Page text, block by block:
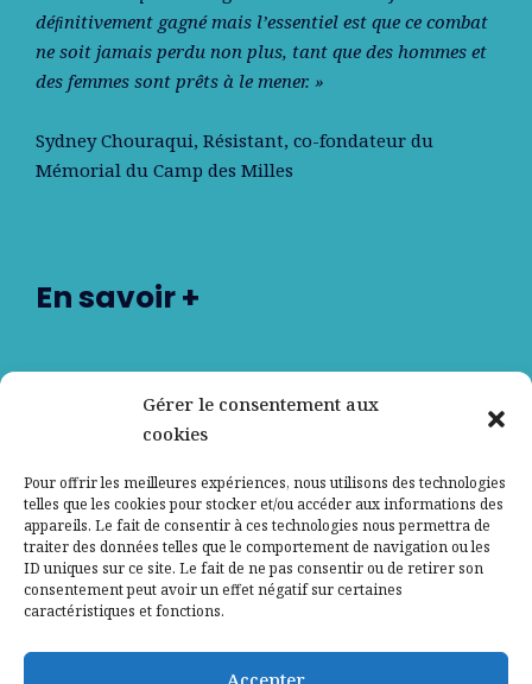
Gérer le consentement aux
cookies
Pour offrir les meilleures expériences, nous utilisons des technologies
telles que les cookies pour stocker et/ou accéder aux informations des
appareils. Le fait de consentir à ces technologies nous permettra de
traiter des données telles que le comportement de navigation ou les
ID uniques sur ce site. Le fait de ne pas consentir ou de retirer son
consentement peut avoir un effet négatif sur certaines
caractéristiques et fonctions.
Accepter
déﬁnitivement gagné mais l’essentiel est que ce combat
ne soit jamais perdu non plus, tant que des hommes et
des femmes sont prêts à le mener. »
Sydney Chouraqui, Résistant, co-fondateur du
Mémorial du Camp des Milles
En savoir +
Nos partenaires
Contactez-nous
Mentions légales